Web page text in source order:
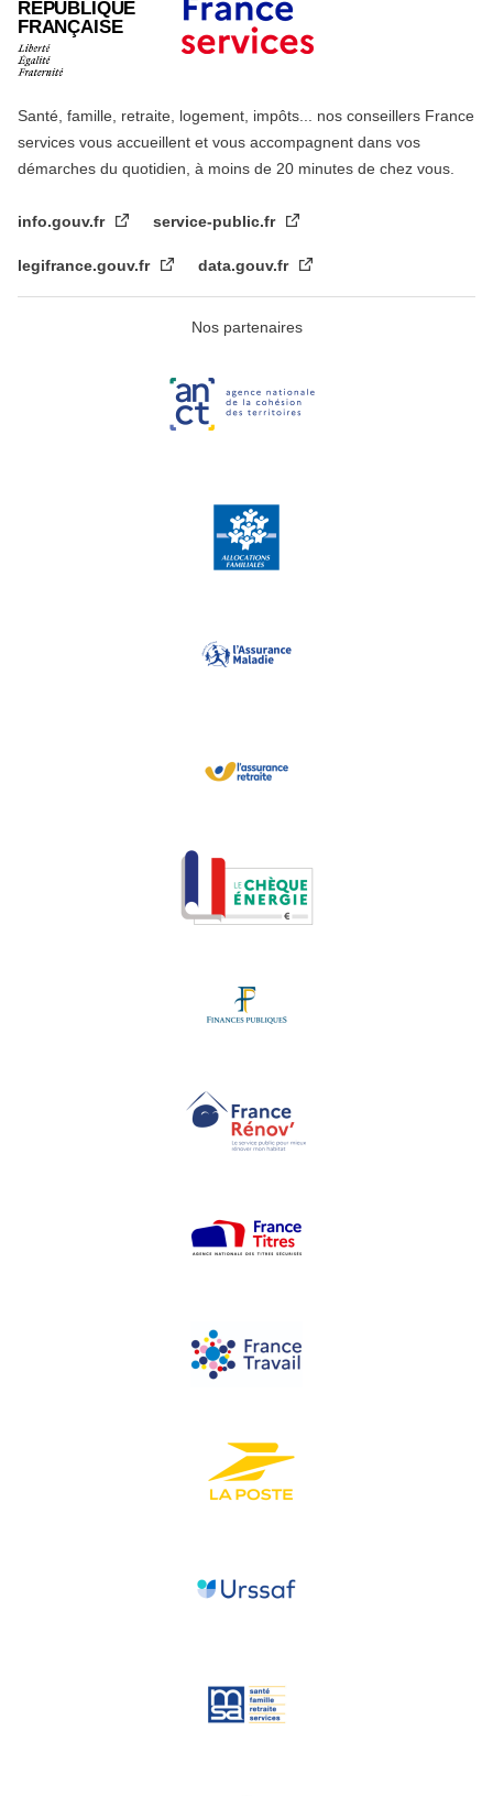
RÉPUBLIQUE
FRANÇAISE
Santé, famille, retraite, logement, impôts... nos conseillers France
services vous accueillent et vous accompagnent dans vos
démarches du quotidien, à moins de 20 minutes de chez vous.
info.gouv.fr service-public.fr
legifrance.gouv.fr data.gouv.fr
Nos partenaires